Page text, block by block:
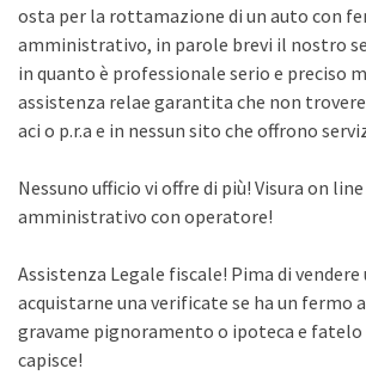
osta per la rottamazione di un auto con
amministrativo, in parole brevi il nostro
in quanto è professionale serio e preciso
assistenza relae garantita che non
aci o p.r.a e in nessun sito che offrono
Nessuno ufficio vi offre di più! Visura on
amministrativo con operatore!
Assistenza Legale fiscale! Pima di vendere
acquistarne una verificate se ha un
gravame pignoramento o ipoteca e fatelo
capisce!